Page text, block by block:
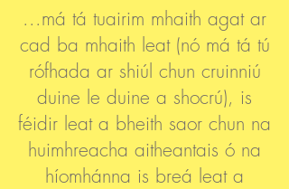
...má tá tuairim mhaith agat ar
cad ba mhaith leat (nó má tá tú
rófhada ar shiúl chun cruinniú
duine le duine a shocrú), is
féidir leat a bheith saor chun na
huimhreacha aitheantais ó na
híomhánna is breá leat a